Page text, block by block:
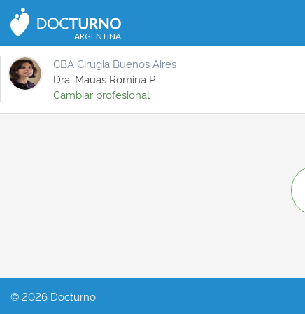
ARGENTINA
CBA Cirugia Buenos Aires
Dra. Mauas Romina P.
Cambiar profesional
© 2026 Docturno